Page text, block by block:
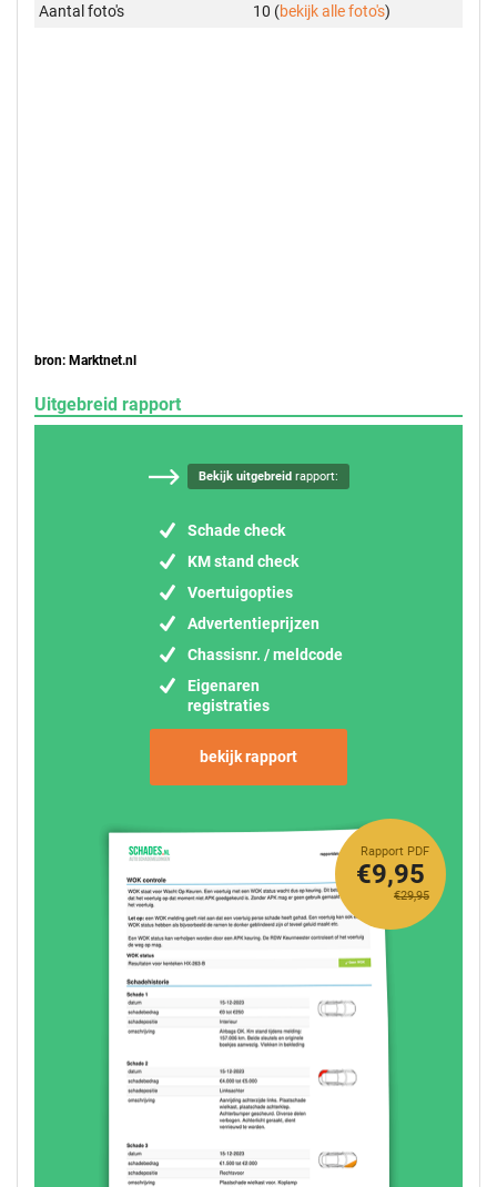
Aantal foto's
10 (bekijk alle foto's)
bron: Marktnet.nl
Uitgebreid rapport
Bekijk uitgebreidrapport:
Schade check
KM stand check
Voertuigopties
Advertentieprijzen
Chassisnr. / meldcode
Eigenaren
registraties
bekijk rapport
Rapport PDF
€29,95
€9,95